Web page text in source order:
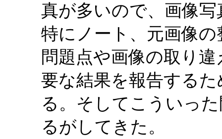
真が多いので、画像
特にノート、元画像
問題点や画像の取り
要な結果を報告する
る。そしてこういっ
るがしてきた。